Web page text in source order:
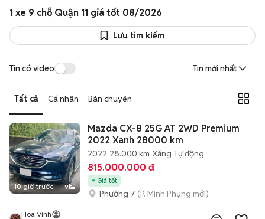
1 xe 9 chỗ Quận 11 giá tốt 08/2026
Lưu tìm kiếm
Tin có video Tin mới nhất
Tất cả Cá nhân Bán chuyên
10 giờ trước 9
Mazda CX-8 25G AT 2WD Premium
2022 Xanh 28000 km
2022 28.000 km Xăng Tự động
815.000.000 đ
Giá tốt
Phường 7 (P. Minh Phụng mới)
Hoa Vinh